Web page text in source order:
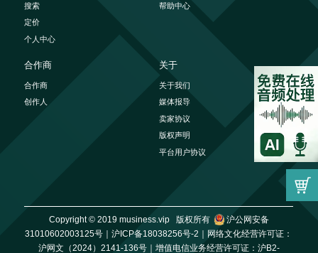
搜索
定价
个人中心
帮助中心
合作商
合作商
创作人
关于
关于我们
媒体报导
卖家协议
版权声明
平台用户协议
Copyright © 2019 musiness.vip 版权所有
沪公网安备
31010602003125号｜ 沪ICP备18038256号-2｜
网络文化经营许可证：
沪网文（2024）2141-136号｜ 增值电信业务经营许可证：沪B2-